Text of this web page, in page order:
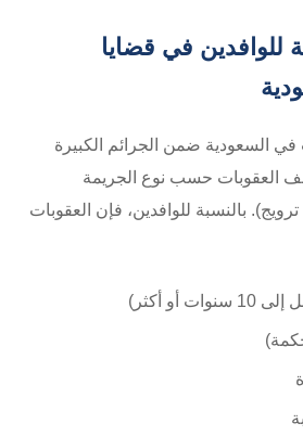
للوافدين في قضايا
السعودية ضمن الجرائم الكبيرة
العقوبات حسب نوع الجريمة
بالنسبة للوافدين، فإن العقوبات
أو أكثر)